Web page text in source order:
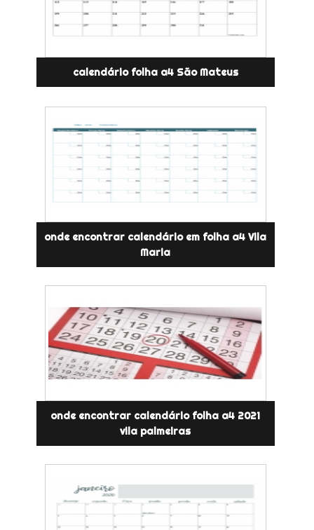
calendário folha a4 São Mateus
onde encontrar calendário em folha a4 Vila
Maria
onde encontrar calendário folha a4 2021
vila palmeiras